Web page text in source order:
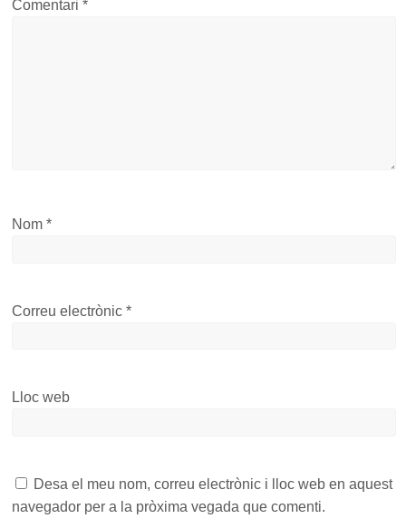
Comentari*
Nom*
Correu electrònic*
Lloc web
Desa el meu nom, correu electrònic i lloc web en aquest
navegador per a la pròxima vegada que comenti.